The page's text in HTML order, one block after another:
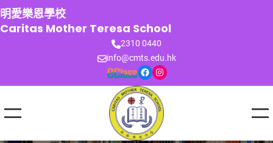
跳
至
主
明愛樂恩學校
Caritas Mother Teresa School
2310 0440
info@cmts.edu.hk
Facebook Instagram